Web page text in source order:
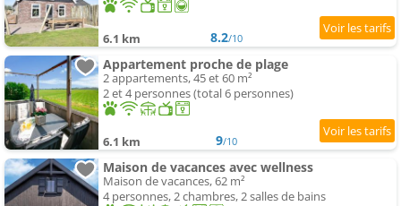
6.1 km 8.2/10
Appartement proche de plage
2 appartements, 45 et 60 m²
2 et 4 personnes (total 6 personnes)
6.1 km 9/10
Maison de vacances avec wellness
Maison de vacances, 62 m²
4 personnes, 2 chambres, 2 salles de bains